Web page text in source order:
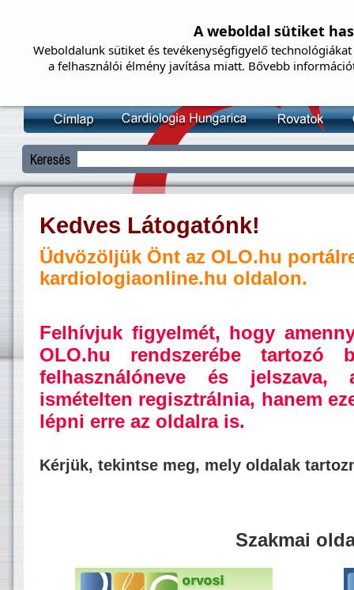
Kedves Látogatónk!
Üdvözöljük Önt az OLO.hu
kardiologiaonline.hu oldalon.
Felhívjuk figyelmét, hogy
OLO.hu rendszerébe tartozó
felhasználóneve és jelszava,
ismételten regisztrálnia, hanem
lépni erre az oldalra is.
Kérjük, tekintse meg, mely oldalak
Szakmai
A weboldal sütiket
Weboldalunk sütiket és tevékenységfigyelő
a felhasználói élmény javítása miatt. Bővebb